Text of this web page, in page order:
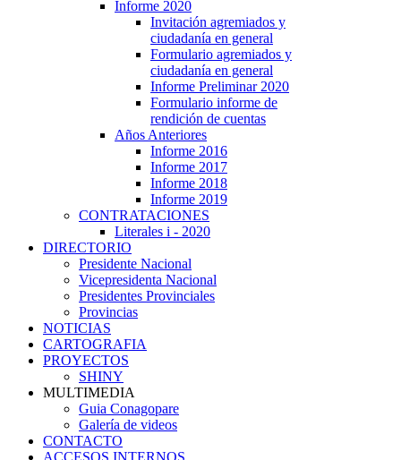
Informe 2020
Invitación agremiados y
ciudadanía en general
Formulario agremiados y
ciudadanía en general
Informe Preliminar 2020
Formulario informe de
rendición de cuentas
Años Anteriores
Informe 2016
Informe 2017
Informe 2018
Informe 2019
CONTRATACIONES
Literales i - 2020
DIRECTORIO
Presidente Nacional
Vicepresidenta Nacional
Presidentes Provinciales
Provincias
NOTICIAS
CARTOGRAFIA
PROYECTOS
SHINY
MULTIMEDIA
Guia Conagopare
Galería de videos
CONTACTO
ACCESOS INTERNOS